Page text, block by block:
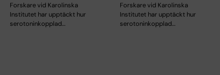
Forskare vid Karolinska
Institutet har upptäckt hur
serotoninkopplad…
Forskare vid Karolinska
Institutet har upptäckt hur
serotoninkopplad…